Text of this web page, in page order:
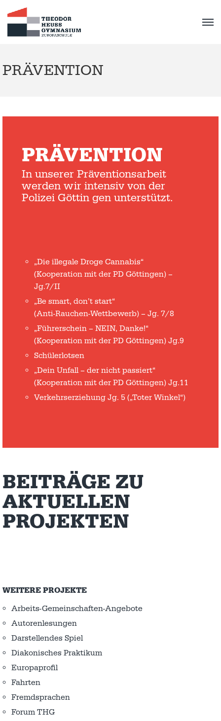
PRÄVENTION
PRÄVENTION
In unserer Präventionsarbeit
werden wir intensiv von der
Polizei Göttin gen unterstützt.
„Die illegale Droge Cannabis“
(Kooperation mit der PD Göttingen) –
Jg.7/II
„Be smart, don’t start“
(Anti-Rauchen-Wettbewerb) – Jg. 7/8
„Führerschein – NEIN, Danke!“
(Kooperation mit der PD Göttingen) Jg.9
Schülerlotsen
„Dein Unfall – der nicht passiert“
(Kooperation mit der PD Göttingen) Jg.11
Verkehrserziehung Jg. 5 („Toter Winkel“)
BEITRÄGE ZU
AKTUELLEN
PROJEKTEN
WEITERE PROJEKTE
Arbeits-Gemeinschaften-Angebote
Autorenlesungen
Darstellendes Spiel
Diakonisches Praktikum
Europaprofil
Fahrten
Fremdsprachen
Forum THG